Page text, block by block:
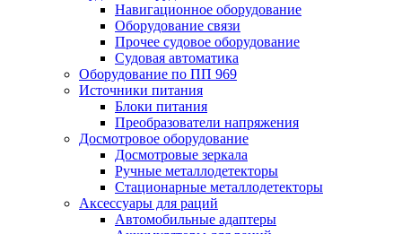
Навигационное оборудование
Оборудование связи
Прочее судовое оборудование
Судовая автоматика
Оборудование по ПП 969
Источники питания
Блоки питания
Преобразователи напряжения
Досмотровое оборудование
Досмотровые зеркала
Ручные металлодетекторы
Стационарные металлодетекторы
Аксессуары для раций
Автомобильные адаптеры